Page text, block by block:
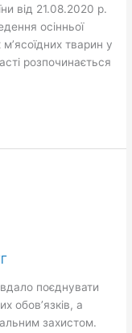
від 21.08.2020 р.
осінньої
м’ясоїдних тварин у
розпочинається
поєднувати
обов’язків, а
захистом.